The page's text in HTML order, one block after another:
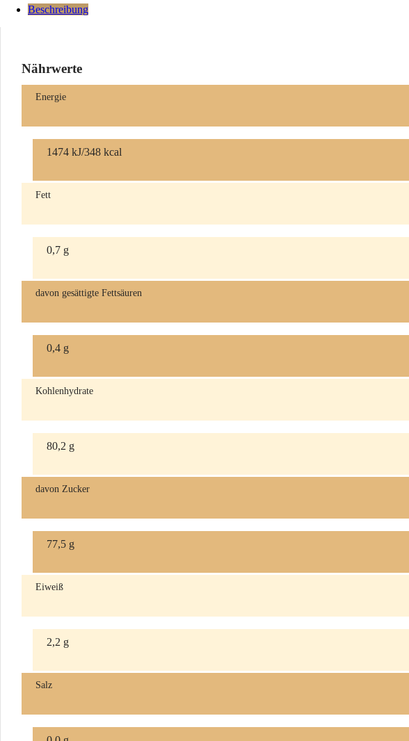
Beschreibung
Nährwerte
Energie
1474 kJ/348 kcal
Fett
0,7 g
davon gesättigte Fettsäuren
0,4 g
Kohlenhydrate
80,2 g
davon Zucker
77,5 g
Eiweiß
2,2 g
Salz